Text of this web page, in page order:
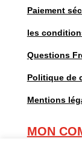
Paiement
les
Questions
Politique de
Mentions
MON